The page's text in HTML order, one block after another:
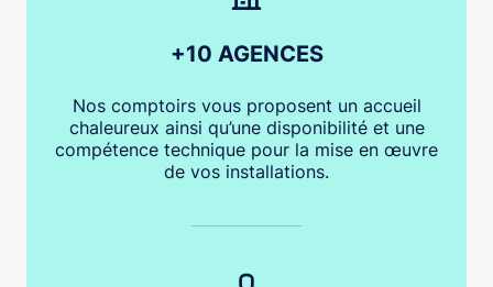
+10 AGENCES
Nos comptoirs vous proposent un accueil
chaleureux ainsi qu’une disponibilité et une
compétence technique pour la mise en œuvre
de vos installations.